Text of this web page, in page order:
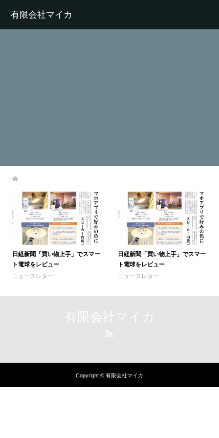
有限会社マイカ
日経新聞「買い物上手」でスマー
ト電球をレビュー
ニュースレター
日経新聞「買い物上手」でスマー
ト電球をレビュー
ニュースレター
有限会社マイカ
Copyright © 有限会社マイカ